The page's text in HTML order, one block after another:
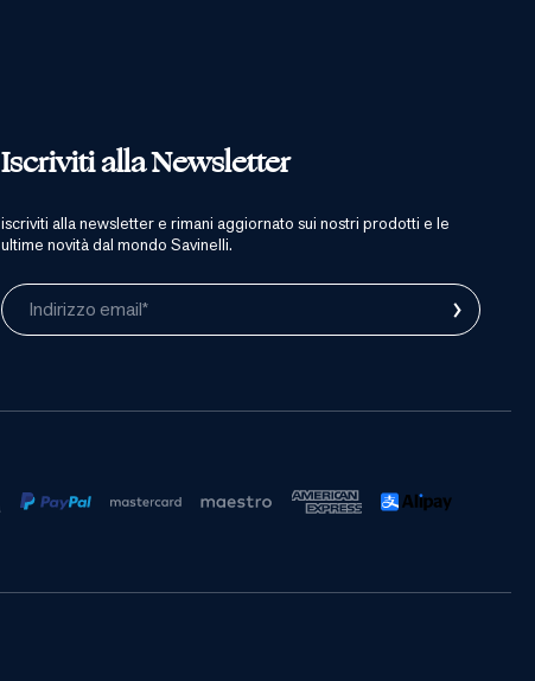
Iscriviti alla Newsletter
iscriviti alla newsletter e rimani aggiornato sui nostri prodotti e le
ultime novità dal mondo Savinelli.
Indirizzo email* ›